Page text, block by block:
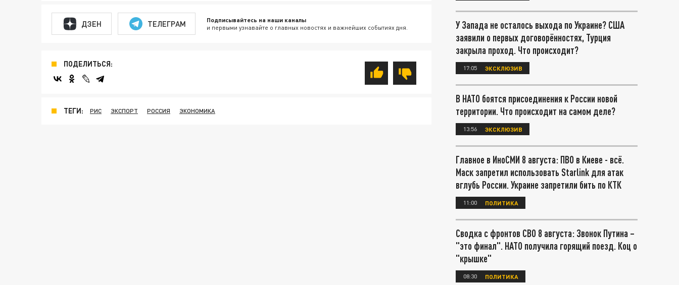
ДЗЕН ТЕЛЕГРАМ Подписывайтесь на наши каналы
и первыми узнавайте о главных новостях и важнейших событиях дня.
ПОДЕЛИТЬСЯ:
ТЕГИ: РИС ЭКСПОРТ РОССИЯ ЭКОНОМИКА
У Запада не осталось выхода по Украине? США
заявили о первых договорённостях, Турция
закрыла проход. Что происходит?
17:05 ЭКСКЛЮЗИВ
В НАТО боятся присоединения к России новой
территории. Что происходит на самом деле?
13:56 ЭКСКЛЮЗИВ
Главное в ИноСМИ 8 августа: ПВО в Киеве - всё.
Маск запретил использовать Starlink для атак
вглубь России. Украине запретили бить по КТК
11:00 ПОЛИТИКА
Сводка с фронтов СВО 8 августа: Звонок Путина –
"это финал". НАТО получила горящий поезд. Коц о
"крышке"
08:30 ПОЛИТИКА